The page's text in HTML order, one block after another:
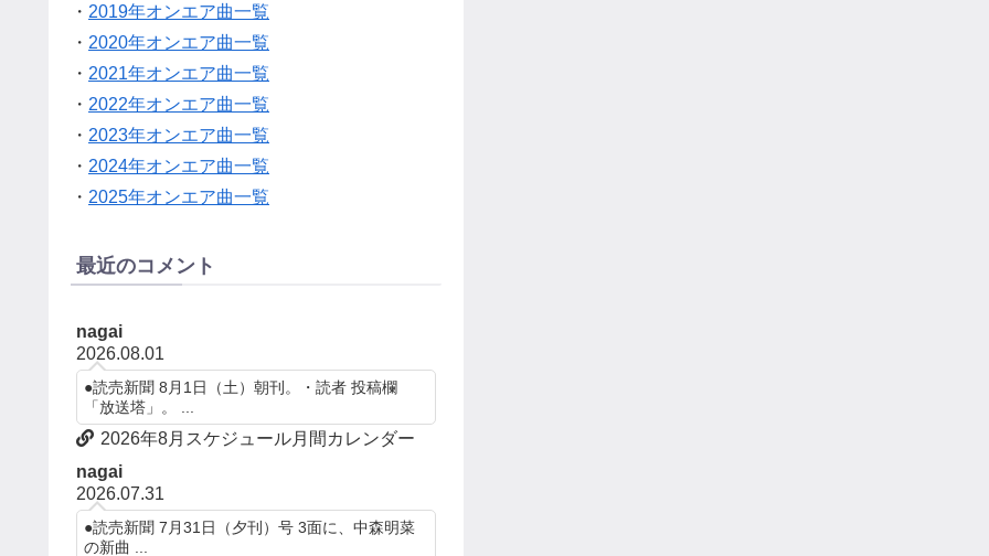
・ 2019年オンエア曲一覧
・ 2020年オンエア曲一覧
・ 2021年オンエア曲一覧
・ 2022年オンエア曲一覧
・ 2023年オンエア曲一覧
・ 2024年オンエア曲一覧
・ 2025年オンエア曲一覧
最近のコメント
nagai
2026.08.01
●読売新聞 8月1日（土）朝刊。・読者 投稿欄
「放送塔」。 ...
2026年8月スケジュール月間カレンダー
nagai
2026.07.31
●読売新聞 7月31日（夕刊）号 3面に、中森明菜
の新曲 ...